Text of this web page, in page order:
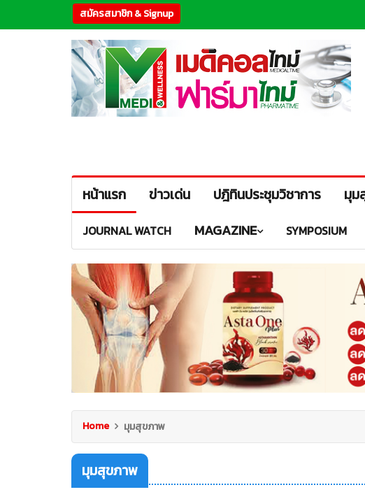
สมัครสมาชิก & Signup
หน้าแรก ข่าวเด่น ปฎิทินประชุมวิชาการ มุม
JOURNAL WATCH MAGAZINE SYMPOSIUM
Home มุมสุขภาพ
มุมสุขภาพ